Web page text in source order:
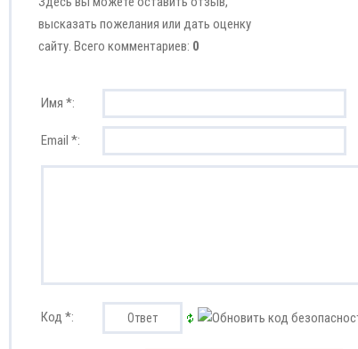
высказать пожелания или дать оценку
сайту. Всего комментариев: 0
Имя *:
Email *:
Код *: